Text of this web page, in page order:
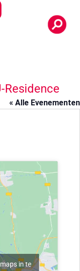
Residence
« Alle Evenementen
in te